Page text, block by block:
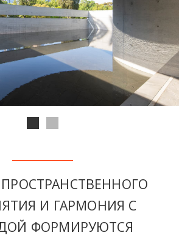
И ГАРМОНИЯ С
ФОРМИРУЮТСЯ